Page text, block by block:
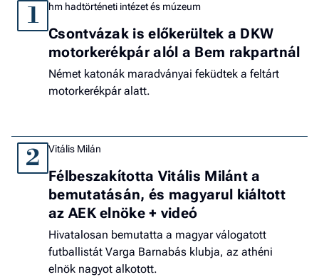
1 hm hadtörténeti intézet és múzeum
Csontvázak is előkerültek a DKW
motorkerékpár alól a Bem rakpartnál
Német katonák maradványai feküdtek a feltárt
motorkerékpár alatt.
2 Vitális Milán
Félbeszakította Vitális Milánt a
bemutatásán, és magyarul kiáltott
az AEK elnöke + videó
Hivatalosan bemutatta a magyar válogatott
futballistát Varga Barnabás klubja, az athéni
elnök nagyot alkotott.